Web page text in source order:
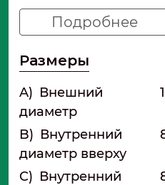
Подробнее
Размеры
A) Внешний
диаметр
B) Внутренний
диаметр вверху
C) Внутренний